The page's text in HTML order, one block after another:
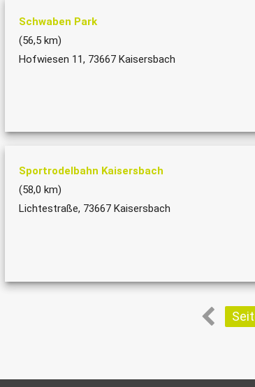
Schwaben Park
(56,5 km)
Hofwiesen 11, 73667 Kaisersbach
Sportrodelbahn Kaisersbach
(58,0 km)
Lichtestraße, 73667 Kaisersbach